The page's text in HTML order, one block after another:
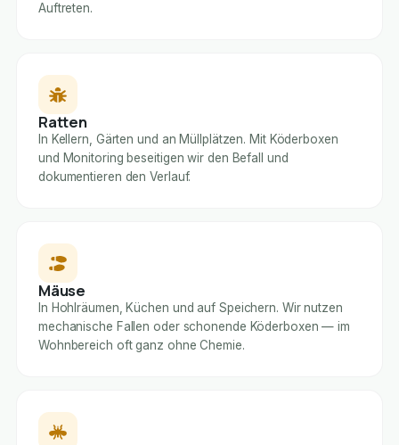
Auftreten.
Ratten
In Kellern, Gärten und an Müllplätzen. Mit Köderboxen
und Monitoring beseitigen wir den Befall und
dokumentieren den Verlauf.
Mäuse
In Hohlräumen, Küchen und auf Speichern. Wir nutzen
mechanische Fallen oder schonende Köderboxen — im
Wohnbereich oft ganz ohne Chemie.